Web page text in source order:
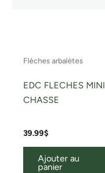
Flèches arbalètes
EDC FLECHES MINI
CHASSE
39.99$
Ajouter au
panier